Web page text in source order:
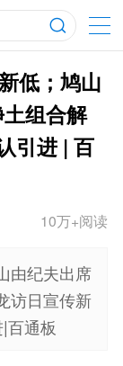
低；鸠山
组合解
引进 | 百
10万+阅读
由纪夫出席
访日宣传新
百通板